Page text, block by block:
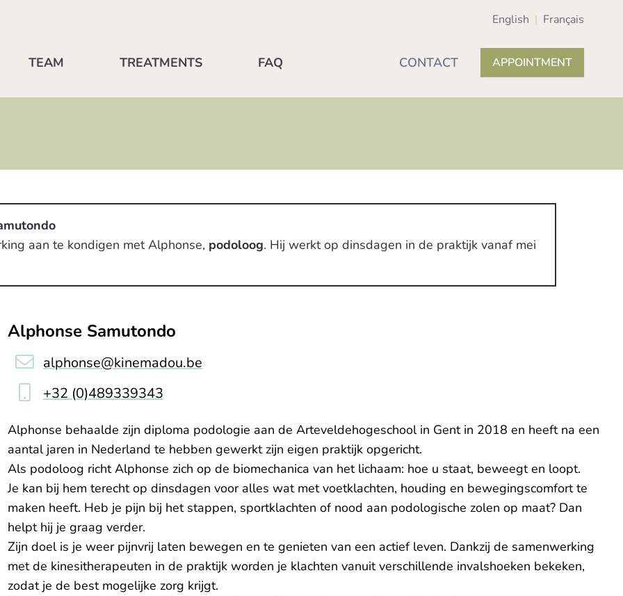
English | Français
TEAM TREATMENTS FAQ CONTACT APPOINTMENT
aan te kondigen met Alphonse, podoloog. Hij werkt op dinsdagen in de praktijk vanaf mei
Alphonse Samutondo
alphonse@kinemadou.be
+32 (0)489339343
Alphonse behaalde zijn diploma podologie aan de Arteveldehogeschool in Gent in 2018 en heeft na een
aantal jaren in Nederland te hebben gewerkt zijn eigen praktijk opgericht.
Als podoloog richt Alphonse zich op de biomechanica van het lichaam: hoe u staat, beweegt en loopt.
Je kan bij hem terecht op dinsdagen voor alles wat met voetklachten, houding en bewegingscomfort te
maken heeft. Heb je pijn bij het stappen, sportklachten of nood aan podologische zolen op maat? Dan
helpt hij je graag verder.
Zijn doel is je weer pijnvrij laten bewegen en te genieten van een actief leven. Dankzij de samenwerking
met de kinesitherapeuten in de praktijk worden je klachten vanuit verschillende invalshoeken bekeken,
zodat je de best mogelijke zorg krijgt.